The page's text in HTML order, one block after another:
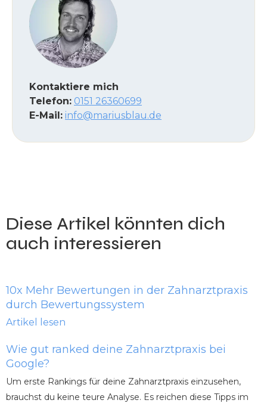
Kontaktiere mich
Telefon: 0151 26360699
E-Mail: info@mariusblau.de
Diese Artikel könnten dich
auch interessieren
10x Mehr Bewertungen in der Zahnarztpraxis
durch Bewertungssystem
Artikel lesen
Wie gut ranked deine Zahnarztpraxis bei
Google?
Um erste Rankings für deine Zahnarztpraxis einzusehen,
brauchst du keine teure Analyse. Es reichen diese Tipps im